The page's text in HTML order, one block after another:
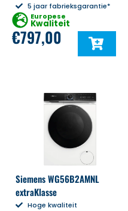
5 jaar fabrieksgarantie*
Europese
Kwaliteit
€797,00
Siemens WG56B2AMNL
extraKlasse
Hoge kwaliteit